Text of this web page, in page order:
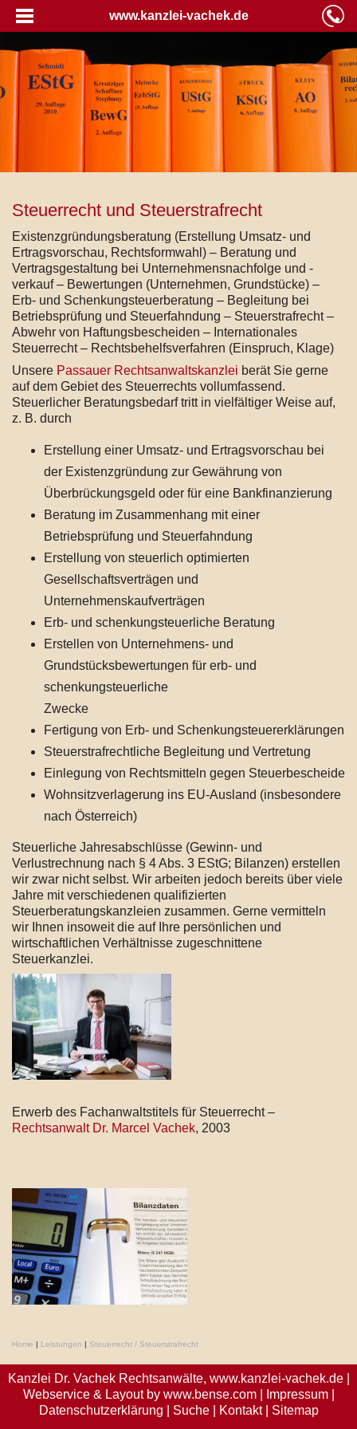
www.kanzlei-vachek.de
Steuerrecht und Steuerstrafrecht
Existenzgründungsberatung (Erstellung Umsatz- und
Ertragsvorschau, Rechtsformwahl) – Beratung und
Vertragsgestaltung bei Unternehmensnachfolge und -
verkauf – Bewertungen (Unternehmen, Grundstücke) –
Erb- und Schenkungsteuerberatung – Begleitung bei
Betriebsprüfung und Steuerfahndung – Steuerstrafrecht –
Abwehr von Haftungsbescheiden – Internationales
Steuerrecht – Rechtsbehelfsverfahren (Einspruch, Klage)
Unsere Passauer Rechtsanwaltskanzlei berät Sie gerne
auf dem Gebiet des Steuerrechts vollumfassend.
Steuerlicher Beratungsbedarf tritt in vielfältiger Weise auf,
z. B. durch
Erstellung einer Umsatz- und Ertragsvorschau bei
der Existenzgründung zur Gewährung von
Überbrückungsgeld oder für eine Bankfinanzierung
Beratung im Zusammenhang mit einer
Betriebsprüfung und Steuerfahndung
Erstellung von steuerlich optimierten
Gesellschaftsverträgen und
Unternehmenskaufverträgen
Erb- und schenkungsteuerliche Beratung
Erstellen von Unternehmens- und
Grundstücksbewertungen für erb- und
schenkungsteuerliche
Zwecke
Fertigung von Erb- und Schenkungsteuererklärungen
Steuerstrafrechtliche Begleitung und Vertretung
Einlegung von Rechtsmitteln gegen Steuerbescheide
Wohnsitzverlagerung ins EU-Ausland (insbesondere
nach Österreich)
Steuerliche Jahresabschlüsse (Gewinn- und
Verlustrechnung nach § 4 Abs. 3 EStG; Bilanzen) erstellen
wir zwar nicht selbst. Wir arbeiten jedoch bereits über viele
Jahre mit verschiedenen qualifizierten
Steuerberatungskanzleien zusammen. Gerne vermitteln
wir Ihnen insoweit die auf Ihre persönlichen und
wirtschaftlichen Verhältnisse zugeschnittene
Steuerkanzlei.
Erwerb des Fachanwaltstitels für Steuerrecht –
Rechtsanwalt Dr. Marcel Vachek, 2003
Home | Leistungen | Steuerrecht / Steuerstrafrecht
Kanzlei Dr. Vachek Rechtsanwälte, www.kanzlei-vachek.de|
Webservice & Layout by www.bense.com| Impressum|
Datenschutzerklärung
Suche| Kontakt| Sitemap